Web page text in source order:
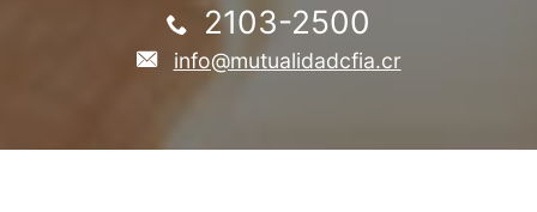
2103-2500
info@mutualidadcfia.cr